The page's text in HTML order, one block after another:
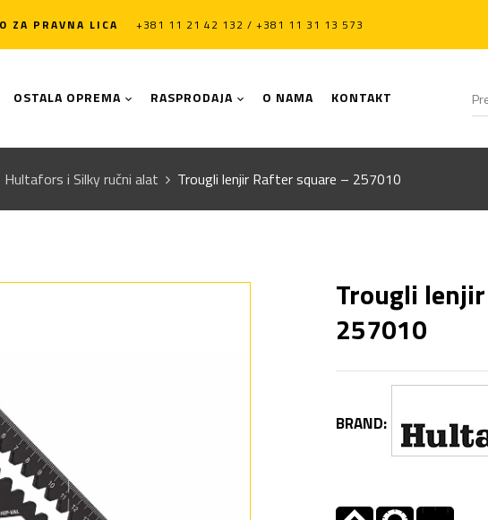
ZA PRAVNA LICA +381 11 21 42 132 / +381 11 31 13 573
OSTALA OPREMA RASPRODAJA O NAMA KONTAKT
Hultafors i Silky ručni alat Trougli lenjir Rafter square – 257010
Trougli
257010
BRAND: